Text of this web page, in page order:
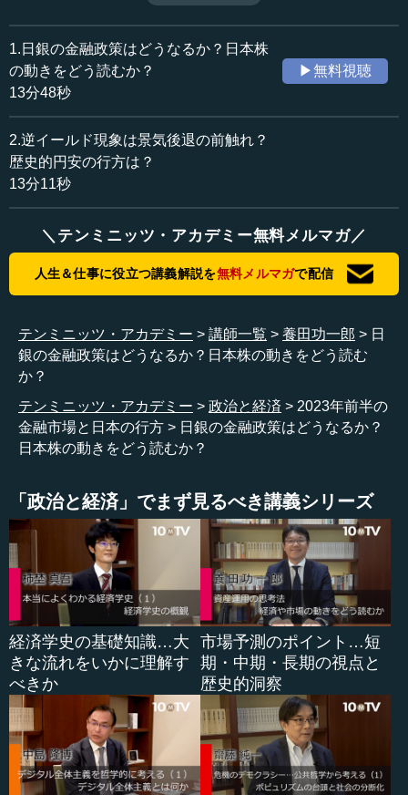
価上昇が目立ったが、これはどのような要因によるのか。
さらに、日本銀行の金融政策はどうなるのか。そして、欧
米の金融機関の破綻をどう見るべきか。わかりやすく分析
していく。（全2話中第1話）
収録日：2023年6月5日
追加日：2023年7月9日
カテゴリー：
金融・経済
≪全文≫
●金融市場の現況：インフレ傾向が続く米国、上昇す
る日本株
それでは、今回は2023年春の時点で発生している事象を
元に、世界経済ならびに金融市場でどのようなことが起こ
この資料をご覧ください。まずはテーマ、内容の確認で
す。ここ半年（2022年12月～2023年5月）で新たに起こっ
たこと、変わらないことについてまとめています。
短期的には2022年12月以降、ここにあるように、日銀が
YCCのレンジ拡大をするなど金融政策に変化が生じ、その
して米国におけるインフレ上昇が頭打ちになってきたもの
の、依然高い水準にあります。また、シリコンバレー銀行
やクレディスイスをはじめ、いくつかの金融機関の破綻が
ありました。そして、ここへきて日本株が他国の株に比べ
大きく上昇していることなどの事象が発生しています。
補足ですが、イールドカーブコントロールの「イール
ド」とは、金利、利回りのことを意味し、イールドカーブ
コントロールとは、日銀の政策を例にとれば、中央銀行に
よる国債の買い入れなどによって10年金利の水準を直接コ
ントロールするものです。
また、中長期的な話題としては、やや専門的になります
が、米国2年国債と10年国債の利回りの逆転現象が起きてい
ます。これを「逆イールド」になっている、などといいま
1.日銀の金融政策はどうなるか？日本株
の動きをどう読むか？
13分48秒
▶無料視聴
2.逆イールド現象は景気後退の前触れ？
歴史的円安の行方は？
13分11秒
＼テンミニッツ・アカデミー無料メルマガ／
人生＆仕事に役立つ講義解説を無料メルマガで配信
テンミニッツ・アカデミー 講師一覧 養田功一郎
日
銀の金融政策はどうなるか？日本株の動きをどう読む
か？
テンミニッツ・アカデミー
政治と経済
2023年前半の
金融市場と日本の行方
日銀の金融政策はどうなるか？
日本株の動きをどう読むか？
「政治と経済」でまず見るべき講義シリーズ
経済学史の基礎知識…大
きな流れをいかに理解す
べきか
市場予測のポイント…短
期・中期・長期の視点と
歴史的洞察